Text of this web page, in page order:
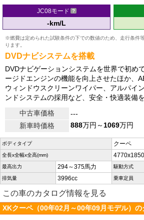
JC08モード
-km/L
※燃費は定められた試験条件の下での数値のため、走行条件
ります。
DVDナビシステムを搭載
DVDナビゲーションシステムを世界で初め
ージドエンジンの機能を向上させたほか、
ウィンドウスクリーンワイパー、アルパイ
ンドシステムの採用など、安全・快適装備
中古車価格
---
新車時価格
888万円～1069万円
ボディタイプ クーペ
全長x全幅x全高(mm)
最高出力 294～375馬力 駆動方式
排気量 3996cc 乗車定員
この車のカタログ情報を見る
XKクーペ（00年02月～00年09月モデル）の